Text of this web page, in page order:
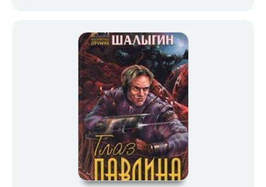
космодесантники. Не минует гражданская
война и родной планеты Руслана — Новый